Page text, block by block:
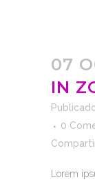
07
IN
0
Lorem